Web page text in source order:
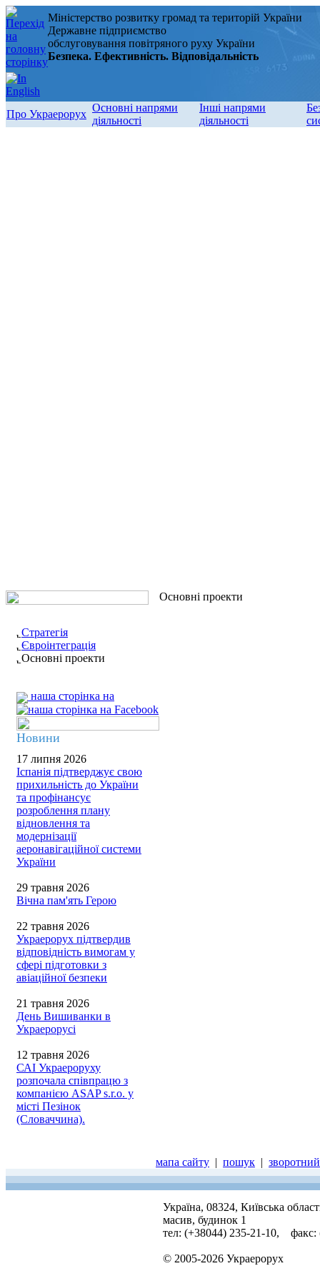
Міністерство розвитку громад та територій України
Державне підприємство
обслуговування повітряного руху України
Безпека. Ефективність. Відповідальність
Про Украерорух
Основні напрями
діяльності
Інші напрями
діяльності
Стратегія
Євроінтеграція
Основні проекти
наша сторінка на
Новини
17 липня 2026
Іспанія підтверджує свою
прихильність до України
та профінансує
розроблення плану
відновлення та
модернізації
аеронавігаційної системи
України
29 травня 2026
Вічна пам'ять Герою
22 травня 2026
Украерорух підтвердив
відповідність вимогам у
сфері підготовки з
авіаційної безпеки
21 травня 2026
День Вишиванки в
Украерорусі
12 травня 2026
САІ Украероруху
розпочала співпрацю з
компанією ASAP s.r.o. у
місті Пезінок
(Словаччина).
Основні проекти
мапа сайту | пошук |
Україна, 08324, Київська
масив, будинок 1
тел: (+38044) 235-21-10, факс:
© 2005-2026 Украерорух